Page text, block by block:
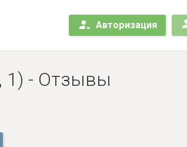
Авторизация
1) - Отзывы